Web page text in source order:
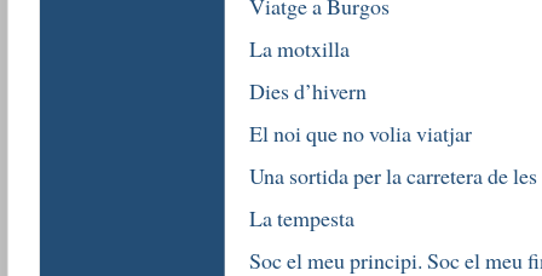
Viatge a Burgos
La motxilla
Dies d’hivern
El noi que no volia viatjar
Una sortida per la carretera de
La tempesta
Soc el meu principi. Soc el meu